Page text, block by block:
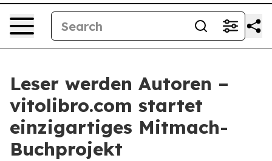
Leser werden Autoren –
vitolibro.com startet
einzigartiges Mitmach-
Buchprojekt